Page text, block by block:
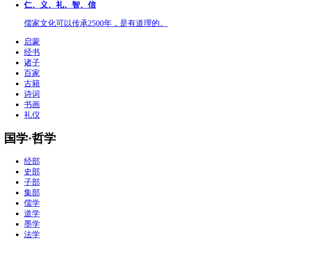
仁、义、礼、智、信
儒家文化可以传承2500年，是有道理的。
启蒙
经书
诸子
百家
古籍
诗词
书画
礼仪
国学·哲学
经部
史部
子部
集部
儒学
道学
墨学
法学